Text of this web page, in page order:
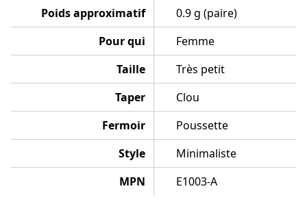
Poids approximatif
0.9 g (paire)
Pour qui
Femme
Taille
Très petit
Taper
Clou
Fermoir
Poussette
Style
Minimaliste
MPN
E1003-A